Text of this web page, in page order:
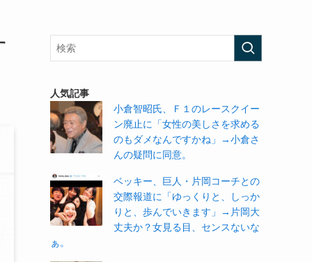
人気記事
小倉智昭氏、Ｆ１のレースクイー
ン廃止に「女性の美しさを求める
のもダメなんですかね」→小倉さ
んの疑問に同意。
ベッキー、巨人・片岡コーチとの
交際報道に「ゆっくりと、しっか
りと、歩んでいきます」→片岡大
丈夫か？女見る目、センスないな
ぁ。